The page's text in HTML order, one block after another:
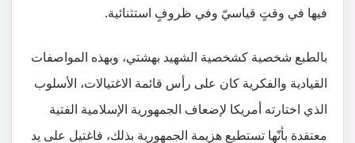
فيها في وقتٍ قياسيّ وفي ظروفٍ استثنائية.
بالطبع شخصية كشخصية الشهيد بهشتي، وبهذه المواصفات
القيادية والفكرية كان على رأس قائمة الاغتيالات، الأسلوب
الذي اختارته أمريكا لإضعاف الجمهورية الإسلامية الفتية
معتقدة بأنّها تستطيع هزيمة الجمهورية بذلك، فاغتيل على يد